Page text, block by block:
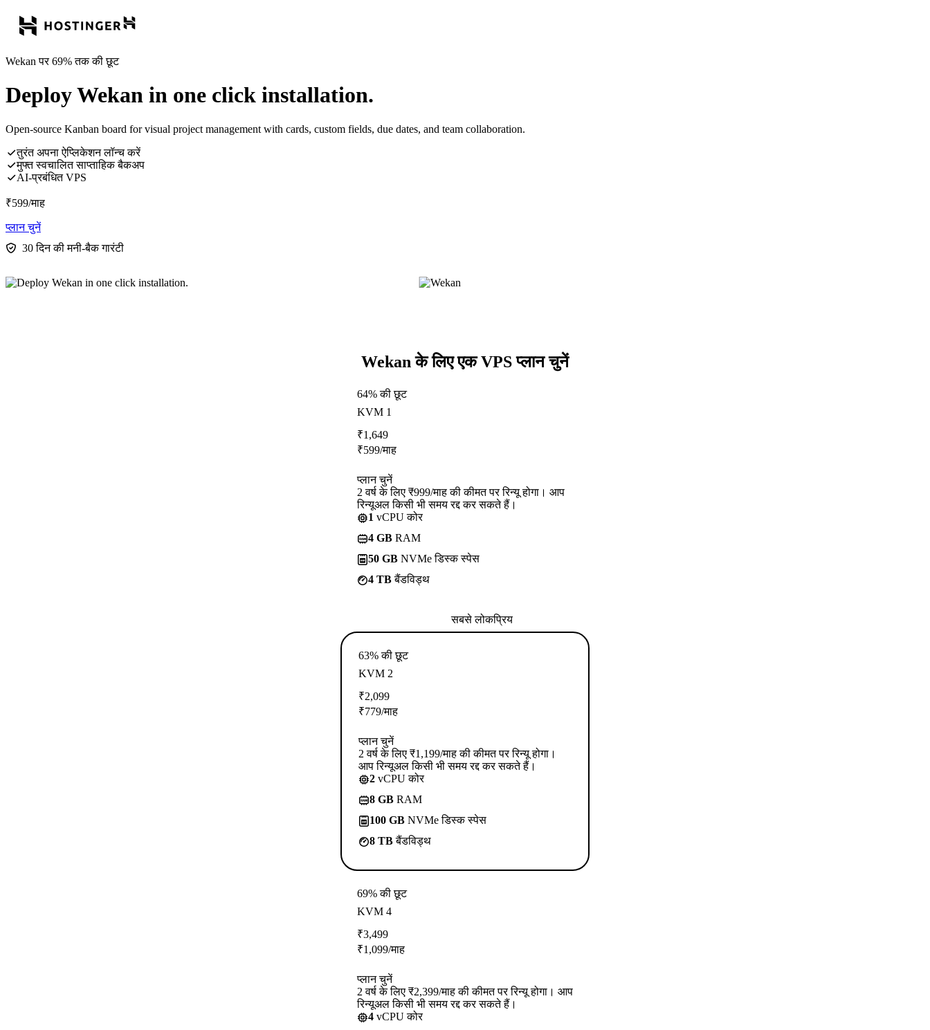
Wekan पर 69% तक की छूट
Deploy Wekan in one click installation.
Open-source Kanban board for visual project management with cards, custom fields, due dates, and team collaboration.
तुरंत अपना ऐप्लिकेशन लॉन्च करें
मुफ्त स्वचालित साप्ताहिक बैकअप
AI-प्रबंधित VPS
₹599/माह
प्लान चुनें
30 दिन की मनी-बैक गारंटी
Wekan के लिए एक VPS प्लान चुनें
64% की छूट
KVM 1
₹1,649
₹599/माह
प्लान चुनें
2 वर्ष के लिए ₹999/माह की कीमत पर रिन्यू होगा। आप
रिन्यूअल किसी भी समय रद्द कर सकते हैं।
1 vCPU कोर
4 GB RAM
50 GB NVMe डिस्क स्पेस
4 TBबैंडविड्थ
सबसे लोकप्रिय
63% की छूट
KVM 2
₹2,099
₹779/माह
प्लान चुनें
2 वर्ष के लिए ₹1,199/माह की कीमत पर रिन्यू होगा।
आप रिन्यूअल किसी भी समय रद्द कर सकते हैं।
2 vCPU कोर
8 GB RAM
100 GB NVMe डिस्क स्पेस
8 TBबैंडविड्थ
69% की छूट
KVM 4
₹3,499
₹1,099/माह
प्लान चुनें
2 वर्ष के लिए ₹2,399/माह की कीमत पर रिन्यू होगा। आप
रिन्यूअल किसी भी समय रद्द कर सकते हैं।
4 vCPU कोर